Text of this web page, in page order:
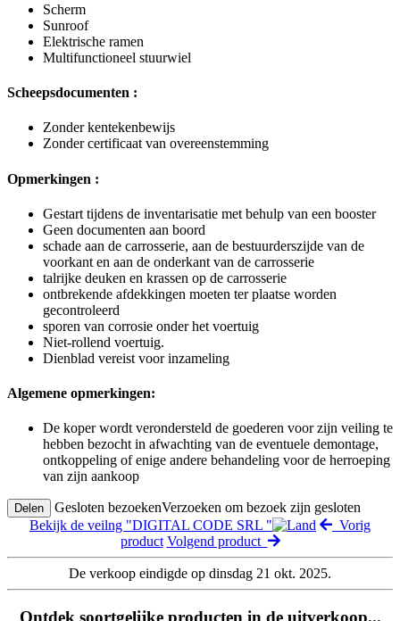
Scherm
Sunroof
Elektrische ramen
Multifunctioneel stuurwiel
Scheepsdocumenten :
Zonder kentekenbewijs
Zonder certificaat van overeenstemming
Opmerkingen :
Gestart tijdens de inventarisatie met behulp van een booster
Geen documenten aan boord
schade aan de carrosserie, aan de bestuurderszijde van de
voorkant en aan de onderkant van de carrosserie
talrijke deuken en krassen op de carrosserie
ontbrekende afdekkingen moeten ter plaatse worden
gecontroleerd
sporen van corrosie onder het voertuig
Niet-rollend voertuig.
Dienblad vereist voor inzameling
Algemene opmerkingen:
De koper wordt verondersteld de goederen voor zijn veiling te
hebben bezocht in afwachting van de eventuele demontage,
ontkoppeling of enige andere behandeling voor de herroeping
van zijn aankoop
Delen Gesloten bezoekenVerzoeken om bezoek zijn gesloten
Bekijk de veilng "DIGITAL CODE SRL "
Vorig
product Volgend product
De verkoop eindigde op dinsdag 21 okt. 2025.
Ontdek soortgelijke producten in de uitverkoop...